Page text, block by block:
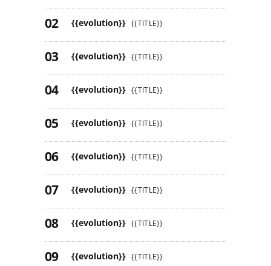
{{evolution}} {{TITLE}}
{{evolution}} {{TITLE}}
{{evolution}} {{TITLE}}
{{evolution}} {{TITLE}}
{{evolution}} {{TITLE}}
{{evolution}} {{TITLE}}
{{evolution}} {{TITLE}}
{{evolution}} {{TITLE}}